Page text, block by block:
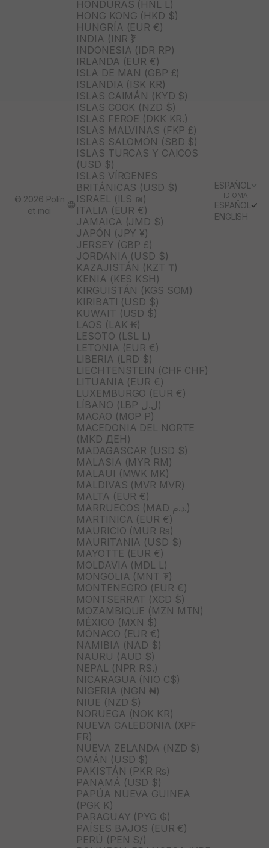
HONDURAS (HNL L)
HONG KONG (HKD $)
HUNGRÍA (EUR €)
INDIA (INR ₹)
INDONESIA (IDR RP)
IRLANDA (EUR €)
ISLA DE MAN (GBP £)
ISLANDIA (ISK KR)
ISLAS CAIMÁN (KYD $)
ISLAS COOK (NZD $)
ISLAS FEROE (DKK KR.)
ISLAS MALVINAS (FKP £)
ISLAS SALOMÓN (SBD $)
ISLAS TURCAS Y CAICOS
(USD $)
ISLAS VÍRGENES
BRITÁNICAS (USD $)
ISRAEL (ILS ₪)
ITALIA (EUR €)
JAMAICA (JMD $)
JAPÓN (JPY ¥)
JERSEY (GBP £)
JORDANIA (USD $)
KAZAJISTÁN (KZT ₸)
KENIA (KES KSH)
KIRGUISTÁN (KGS SOM)
KIRIBATI (USD $)
KUWAIT (USD $)
LAOS (LAK ₭)
LESOTO (LSL L)
LETONIA (EUR €)
LIBERIA (LRD $)
LIECHTENSTEIN (CHF CHF)
LITUANIA (EUR €)
LUXEMBURGO (EUR €)
LÍBANO (LBP ل.ل)
MACAO (MOP P)
MACEDONIA DEL NORTE
(MKD ДЕН)
MADAGASCAR (USD $)
MALASIA (MYR RM)
MALAUI (MWK MK)
MALDIVAS (MVR MVR)
MALTA (EUR €)
MARRUECOS (MAD د.م.)
MARTINICA (EUR €)
MAURICIO (MUR ₨)
MAURITANIA (USD $)
MAYOTTE (EUR €)
MOLDAVIA (MDL L)
MONGOLIA (MNT ₮)
MONTENEGRO (EUR €)
MONTSERRAT (XCD $)
MOZAMBIQUE (MZN MTN)
MÉXICO (MXN $)
MÓNACO (EUR €)
NAMIBIA (NAD $)
NAURU (AUD $)
NEPAL (NPR RS.)
NICARAGUA (NIO C$)
NIGERIA (NGN ₦)
NIUE (NZD $)
NORUEGA (NOK KR)
NUEVA CALEDONIA (XPF
FR)
NUEVA ZELANDA (NZD $)
OMÁN (USD $)
PAKISTÁN (PKR ₨)
PANAMÁ (USD $)
PAPÚA NUEVA GUINEA
(PGK K)
PARAGUAY (PYG ₲)
PAÍSES BAJOS (EUR €)
PERÚ (PEN S/)
ESPAÑOL
IDIOMA
ESPAÑOL
ENGLISH
© 2026 Polín
et moi